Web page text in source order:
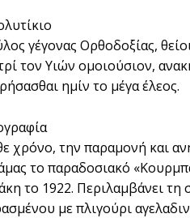
γέγονας Ορθοδοξίας,
τον Υιών ομοιούσιον,
ημίν το μέγα έλεος.
χρόνο, την παραμονή και
το παραδοσιακό
το 1922. Περιλαμβάνει τη
με πλιγούρι